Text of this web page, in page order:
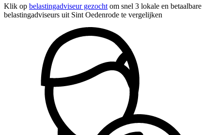
Klik op belastingadviseur gezocht om snel 3 lokale en betaalbare
belastingadviseurs uit Sint Oedenrode te vergelijken